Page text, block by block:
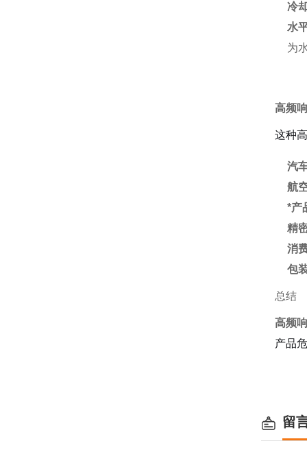
冷
水
为
高频
这种
汽
航
*产
精
消
包
总结
高频
产品
留